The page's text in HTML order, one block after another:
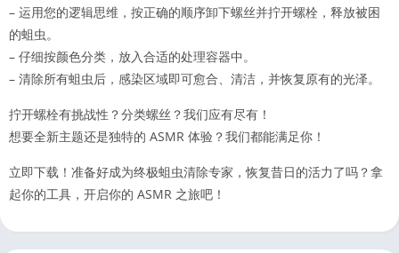
– 运用您的逻辑思维，按正确的顺序卸下螺丝并拧开螺栓，释放被困
的蛆虫。
– 仔细按颜色分类，放入合适的处理容器中。
– 清除所有蛆虫后，感染区域即可愈合、清洁，并恢复原有的光泽。
拧开螺栓有挑战性？分类螺丝？我们应有尽有！
想要全新主题还是独特的 ASMR 体验？我们都能满足你！
立即下载！准备好成为终极蛆虫清除专家，恢复昔日的活力了吗？拿
起你的工具，开启你的 ASMR 之旅吧！